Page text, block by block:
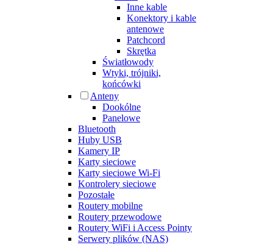
Inne kable
Konektory i kable
antenowe
Patchcord
Skrętka
Światłowody
Wtyki, trójniki,
końcówki
Anteny
Dookólne
Panelowe
Bluetooth
Huby USB
Kamery IP
Karty sieciowe
Karty sieciowe Wi-Fi
Kontrolery sieciowe
Pozostałe
Routery mobilne
Routery przewodowe
Routery WiFi i Access Pointy
Serwery plików (NAS)